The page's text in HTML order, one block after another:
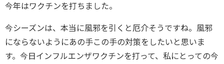
今年はワクチンを打ちました。
今シーズンは、本当に風邪を引くと厄介そうですね。風邪
にならないようにあの手この手の対策をしたいと思いま
す。今日インフルエンザワクチンを打って、私にとっての今